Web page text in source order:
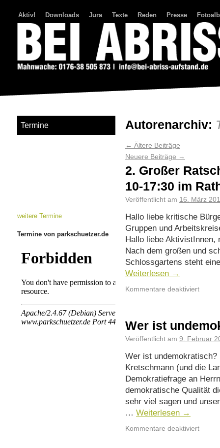
Aktiv! Downloads Jura Texte Reden Presse
Autorenarchiv:
← Ältere Beiträge
Neuere Beiträge →
2. Großer
10-17:30 im
Veröffentlicht am 16. März
Hallo liebe kritische
Gruppen und
Hallo liebe AktivistInnen,
Nach dem großen und
Schlossgartens steht
Weiterlesen →
Kommentare deaktiviert
Wer ist
Veröffentlicht am 9. Februar
Wer ist undemokratisch?
Kretschmann (und die
Demokratiefrage an
demokratische Qualität
sehr viel sagen und
… Weiterlesen →
Kommentare deaktiviert
Termine
weitere Termine
Termine von parkschuetzer.de